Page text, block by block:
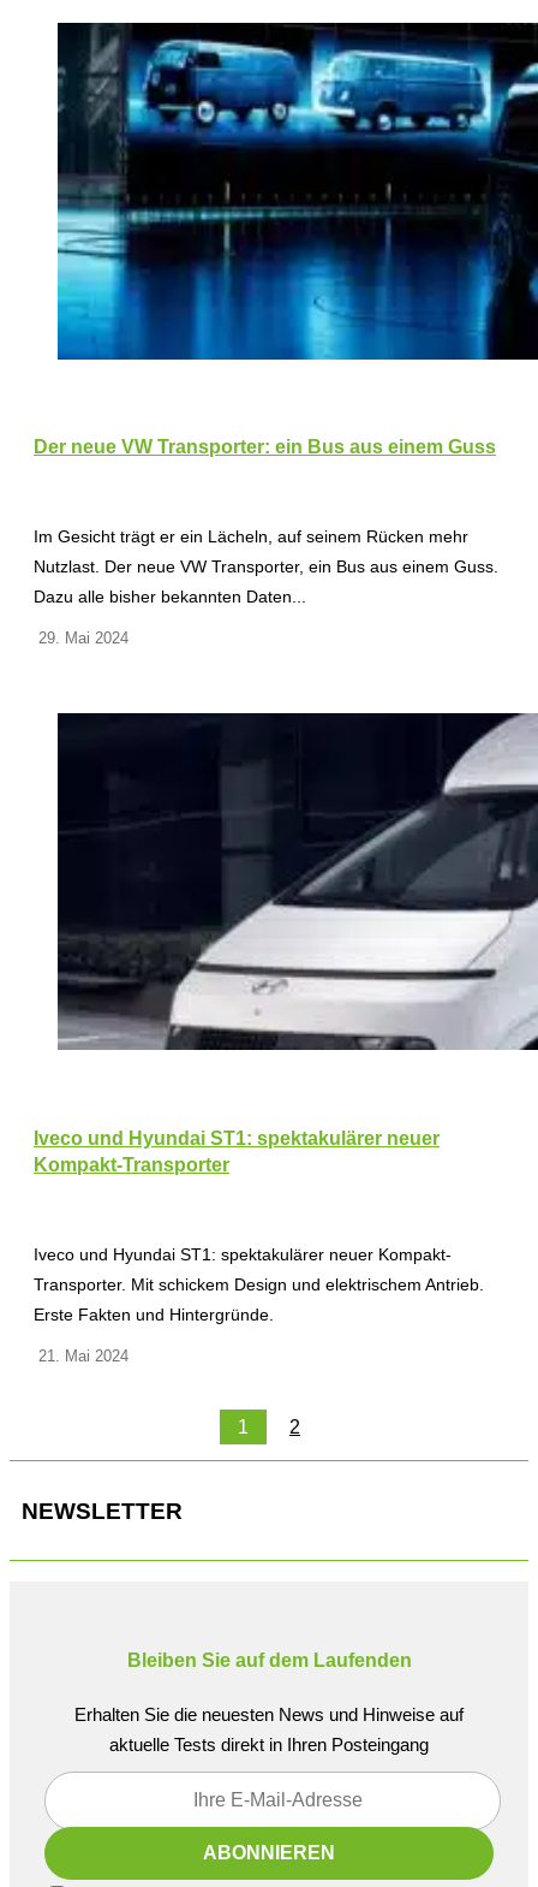
Der neue VW Transporter: ein Bus aus einem Guss
Im Gesicht trägt er ein Lächeln, auf seinem Rücken mehr
Nutzlast. Der neue VW Transporter, ein Bus aus einem Guss.
Dazu alle bisher bekannten Daten...
29. Mai 2024
Iveco und Hyundai ST1: spektakulärer neuer
Kompakt-Transporter
Iveco und Hyundai ST1: spektakulärer neuer Kompakt-
Transporter. Mit schickem Design und elektrischem Antrieb.
Erste Fakten und Hintergründe.
21. Mai 2024
1 2
NEWSLETTER
Bleiben Sie auf dem Laufenden
Erhalten Sie die neuesten News und Hinweise auf
aktuelle Tests direkt in Ihren Posteingang